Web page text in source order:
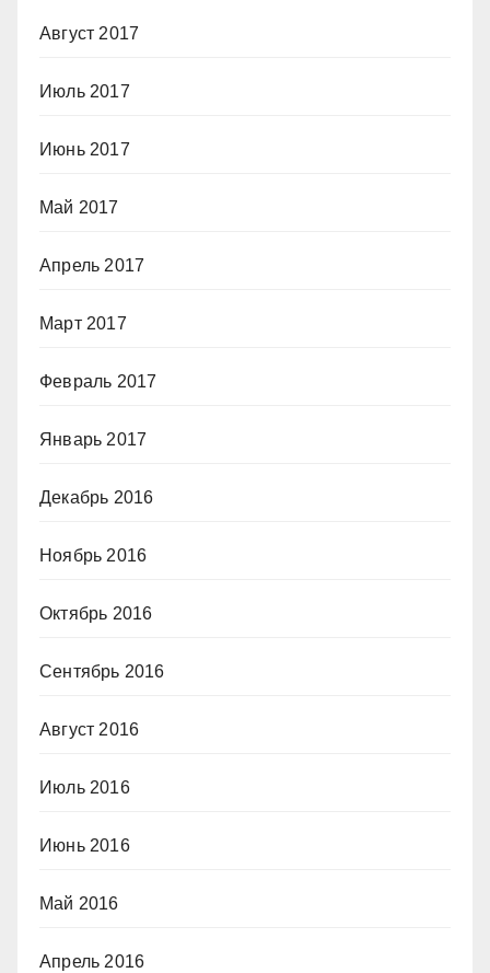
Август 2017
Июль 2017
Июнь 2017
Май 2017
Апрель 2017
Март 2017
Февраль 2017
Январь 2017
Декабрь 2016
Ноябрь 2016
Октябрь 2016
Сентябрь 2016
Август 2016
Июль 2016
Июнь 2016
Май 2016
Апрель 2016